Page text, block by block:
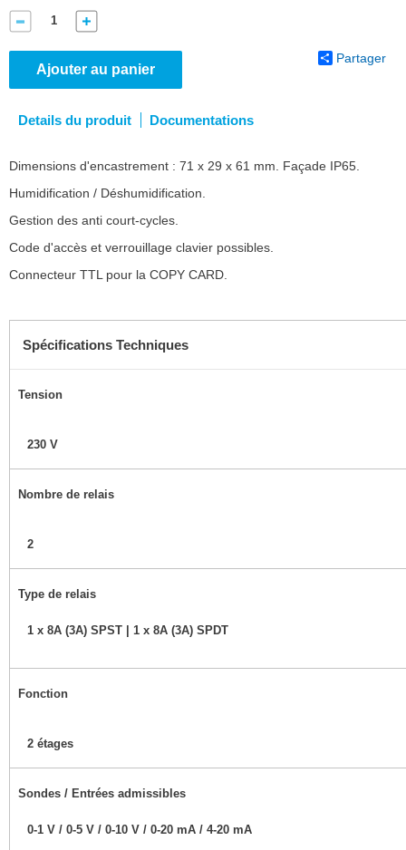
Ajouter au panier
Partager
Details du produit Documentations
Dimensions d'encastrement : 71 x 29 x 61 mm. Façade IP65.
Humidification / Déshumidification.
Gestion des anti court-cycles.
Code d'accès et verrouillage clavier possibles.
Connecteur TTL pour la COPY CARD.
Spécifications Techniques
Tension
230 V
Nombre de relais
2
Type de relais
1 x 8A (3A) SPST | 1 x 8A (3A) SPDT
Fonction
2 étages
Sondes / Entrées admissibles
0-1 V / 0-5 V / 0-10 V / 0-20 mA / 4-20 mA